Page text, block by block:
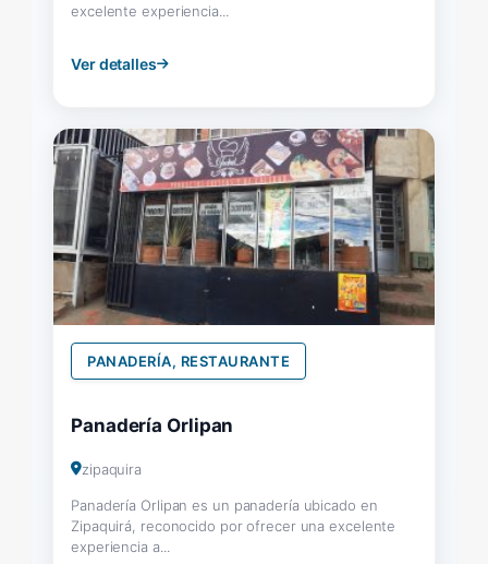
excelente experiencia...
Ver detalles
PANADERÍA, RESTAURANTE
Panadería Orlipan
zipaquira
Panadería Orlipan es un panadería ubicado en
Zipaquirá, reconocido por ofrecer una excelente
experiencia a...